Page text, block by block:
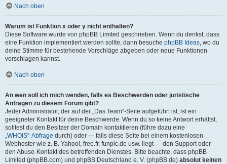
Nach oben
Warum ist Funktion x oder y nicht enthalten?
Diese Software wurde von phpBB Limited geschrieben. Wenn du denkst, dass
eine Funktion implementiert werden sollte, dann besuche phpBB Ideas, wo du
deine Stimme für bestehende Vorschläge abgeben oder neue Funktionen
vorschlagen kannst.
Nach oben
An wen soll ich mich wenden, falls es Beschwerden oder juristische
Anfragen zu diesem Forum gibt?
Jeder Administrator, der auf der „Das Team“-Seite aufgeführt ist, ist ein
geeigneter Kontakt für deine Beschwerde. Wenn du so keine Antwort erhältst,
solltest du den Besitzer der Domain kontaktieren (führe dazu eine
„WHOIS“-Abfrage durch) oder — falls diese Seite bei einem kostenlosen
Webhoster wie z. B. Yahoo!, free.fr, funpic.de usw. liegt — den Support oder
den Abuse-Kontakt des betreffenden Dienstes. Bitte beachte, dass phpBB
Limited (phpBB.com) und phpBB Deutschland e. V. (phpBB.de) absolut keinen